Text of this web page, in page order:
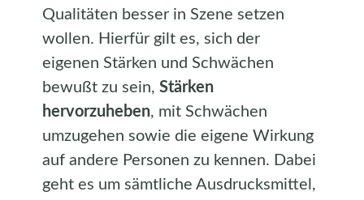
Qualitäten besser in Szene setzen
wollen. Hierfür gilt es, sich der
eigenen Stärken und Schwächen
bewußt zu sein,Stärken
hervorzuheben, mit Schwächen
umzugehen sowie die eigene Wirkung
auf andere Personen zu kennen. Dabei
geht es um sämtliche Ausdrucksmittel,